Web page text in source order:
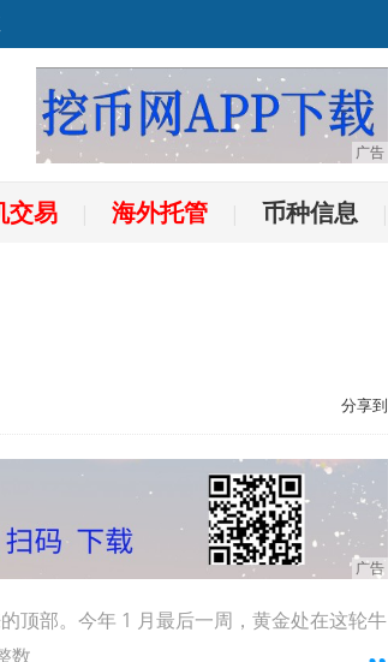
交易 海外托管 币种信息
分享到
顶部。今年 1 月最后一周，黄金处在这轮牛
数